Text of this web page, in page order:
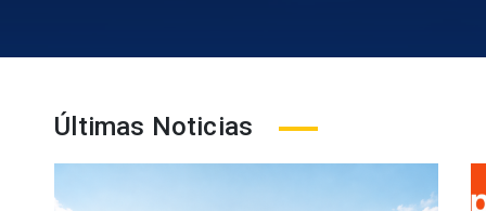
Últimas Noticias